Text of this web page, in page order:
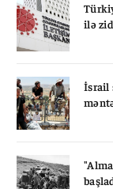
ilə
İsrail